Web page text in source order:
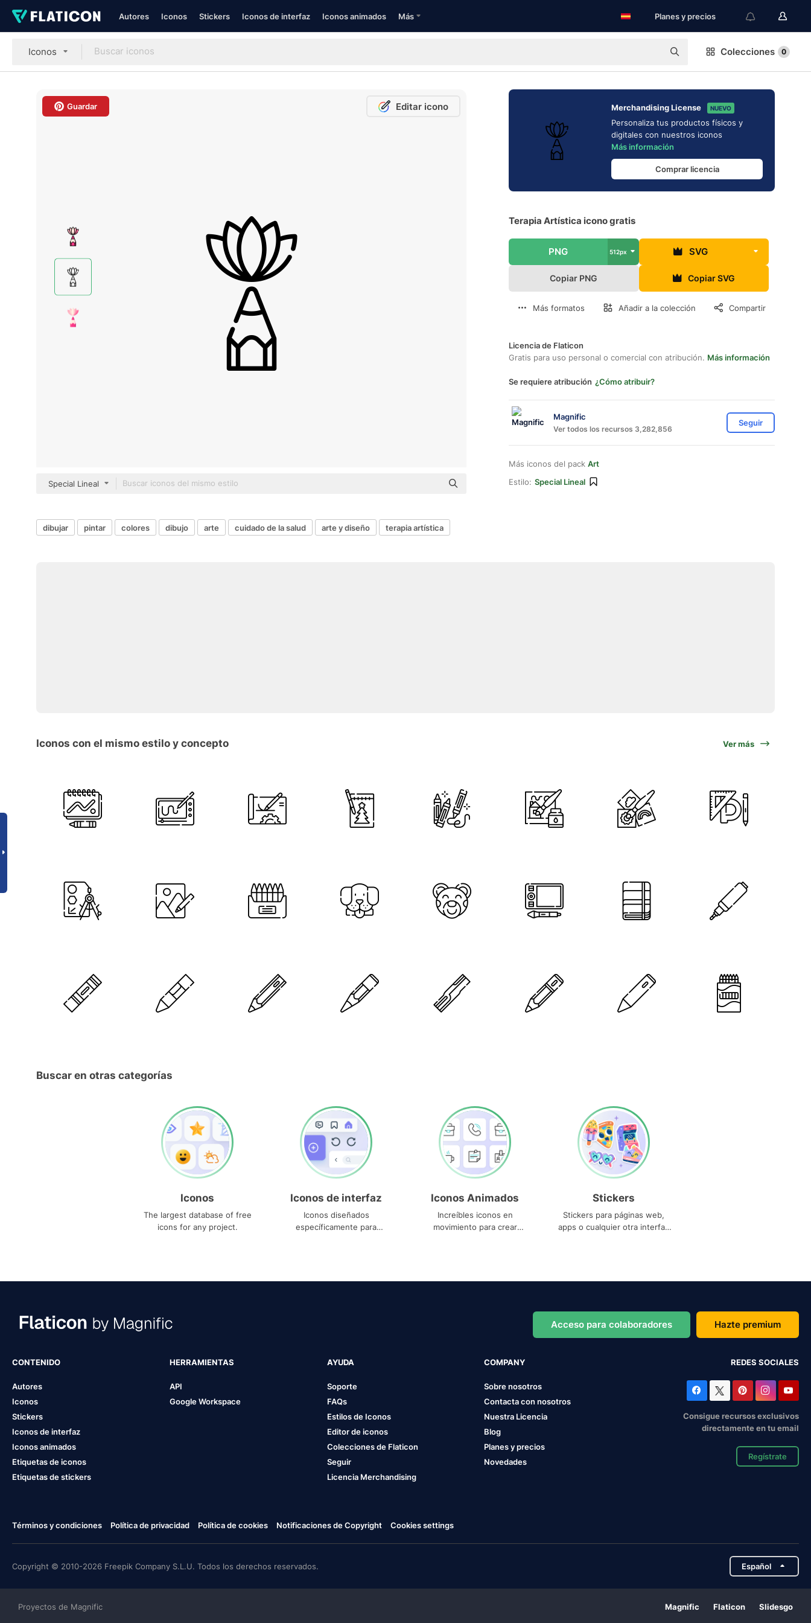
Autores Iconos Stickers Iconos de interfaz Iconos animados Más Planes y precios
Iconos Colecciones 0
Guardar Editar icono
Special Lineal
Merchandising License NUEVO
Personaliza tus productos físicos y
digitales con nuestros iconos
Más información
Comprar licencia
Terapia Artística icono gratis
PNG 512px SVG
Copiar PNG Copiar SVG
Más formatos Añadir a la colección Compartir
Licencia de Flaticon
Gratis para uso personal o comercial con atribución. Más información
Se requiere atribución ¿Cómo atribuir?
Magnific
Ver todos los recursos 3,282,856
Seguir
Más iconos del pack Art
Estilo: Special Lineal
dibujar pintar colores dibujo arte cuidado de la salud arte y diseño terapia artística
Iconos con el mismo estilo y concepto Ver más
Buscar en otras categorías
Iconos
The largest database of free
icons for any project.
Iconos de interfaz
Iconos diseñados
específicamente para
Iconos Animados
Increíbles iconos en
movimiento para crear
Stickers
Stickers para páginas web,
apps o cualquier otra interfaz
Acceso para colaboradores Hazte premium
CONTENIDO
Autores
Iconos
Stickers
Iconos de interfaz
Iconos animados
Etiquetas de iconos
Etiquetas de stickers
HERRAMIENTAS
API
Google Workspace
AYUDA
Soporte
FAQs
Estilos de Iconos
Editor de iconos
Colecciones de Flaticon
Seguir
Licencia Merchandising
COMPANY
Sobre nosotros
Contacta con nosotros
Nuestra Licencia
Blog
Planes y precios
Novedades
REDES SOCIALES
Consigue recursos exclusivos
directamente en tu email
Regístrate
Términos y condiciones Política de privacidad Política de cookies Notificaciones de Copyright Cookies settings
Copyright © 2010-2026 Freepik Company S.L.U. Todos los derechos reservados. Español
Proyectos de Magnific Magnific Flaticon Slidesgo